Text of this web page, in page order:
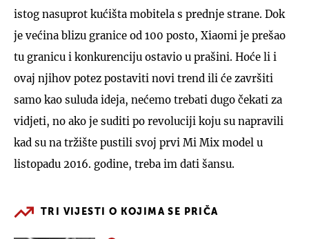
istog nasuprot kućišta mobitela s prednje strane. Dok
je većina blizu granice od 100 posto, Xiaomi je prešao
tu granicu i konkurenciju ostavio u prašini. Hoće li i
ovaj njihov potez postaviti novi trend ili će završiti
samo kao suluda ideja, nećemo trebati dugo čekati za
vidjeti, no ako je suditi po revoluciji koju su napravili
kad su na tržište pustili svoj prvi Mi Mix model u
listopadu 2016. godine, treba im dati šansu.
TRI VIJESTI O KOJIMA SE PRIČA